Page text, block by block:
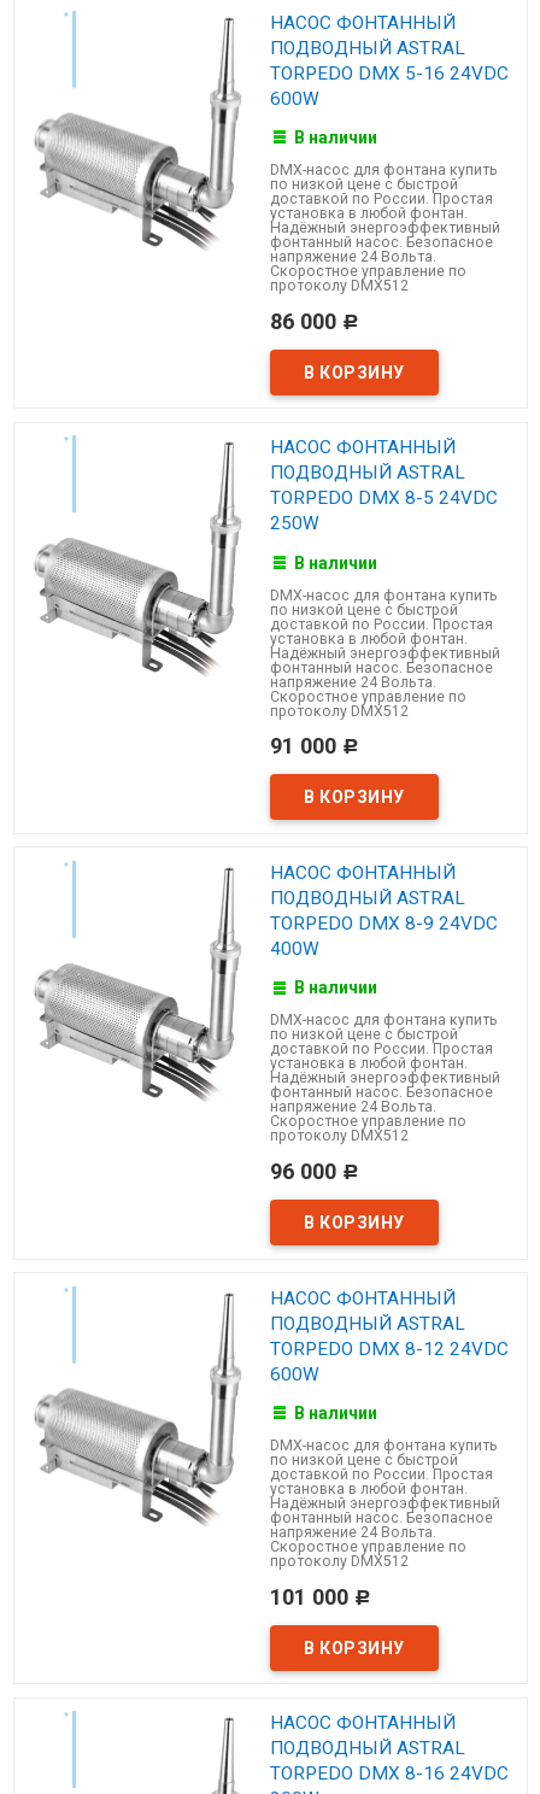
НАСОС ФОНТАННЫЙ
ПОДВОДНЫЙ ASTRAL
TORPEDO DMX 5-16 24VDC
600W
В наличии
DMX-насос для фонтана купить
по низкой цене с быстрой
доставкой по России. Простая
установка в любой фонтан.
Надёжный энергоэффективный
фонтанный насос. Безопасное
напряжение 24 Вольта.
Скоростное управление по
протоколу DMX512
86 000 Р
НАСОС ФОНТАННЫЙ
ПОДВОДНЫЙ ASTRAL
TORPEDO DMX 8-5 24VDC
250W
В наличии
DMX-насос для фонтана купить
по низкой цене с быстрой
доставкой по России. Простая
установка в любой фонтан.
Надёжный энергоэффективный
фонтанный насос. Безопасное
напряжение 24 Вольта.
Скоростное управление по
протоколу DMX512
91 000 Р
НАСОС ФОНТАННЫЙ
ПОДВОДНЫЙ ASTRAL
TORPEDO DMX 8-9 24VDC
400W
В наличии
DMX-насос для фонтана купить
по низкой цене с быстрой
доставкой по России. Простая
установка в любой фонтан.
Надёжный энергоэффективный
фонтанный насос. Безопасное
напряжение 24 Вольта.
Скоростное управление по
протоколу DMX512
96 000 Р
НАСОС ФОНТАННЫЙ
ПОДВОДНЫЙ ASTRAL
TORPEDO DMX 8-12 24VDC
600W
В наличии
DMX-насос для фонтана купить
по низкой цене с быстрой
доставкой по России. Простая
установка в любой фонтан.
Надёжный энергоэффективный
фонтанный насос. Безопасное
напряжение 24 Вольта.
Скоростное управление по
протоколу DMX512
101 000 Р
НАСОС ФОНТАННЫЙ
ПОДВОДНЫЙ ASTRAL
TORPEDO DMX 8-16 24VDC